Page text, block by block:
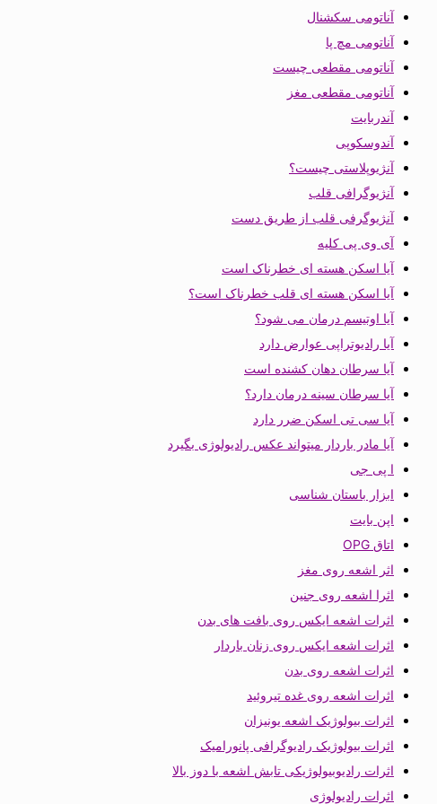
آناتومی سکشنال
آناتومی مچ پا
آناتومی مقطعی چیست
آناتومی مقطعی مغز
آندربایت
آندوسکوپی
آنژیوپلاستی چیست؟
آنژیوگرافی قلب
آنژیوگرفی قلب از طریق دست
آی وی پی کلیه
آیا اسکن هسته ای خطرناک است
آیا اسکن هسته ای قلب خطرناک است؟
آیا اوتیسم درمان می شود؟
آیا رادیوتراپی عوارض دارد
آیا سرطان دهان کشنده است
آیا سرطان سینه درمان دارد؟
آیا سی تی اسکن ضرر دارد
آیا مادر باردار میتواند عکس رادیولوژی بگیرد
ا پی جی
ابزار باستان شناسی
اپن بایت
اتاق OPG
اثر اشعه روی مغز
اثرا اشعه روی جنین
اثرات اشعه ایکس روی بافت های بدن
اثرات اشعه ایکس روی زنان باردار
اثرات اشعه روی بدن
اثرات اشعه روی غده تیروئید
اثرات بیولوژیک اشعه یونیزان
اثرات بیولوژیک رادیوگرافی پانورامیک
اثرات رادیوبیولوژیکی تابش اشعه با دوز بالا
اثرات رادیولوژی